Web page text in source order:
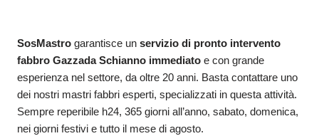
SosMastro garantisce unservizio di pronto intervento
fabbro Gazzada Schianno immediato e con grande
esperienza nel settore, da oltre 20 anni. Basta contattare uno
dei nostri mastri fabbri esperti, specializzati in questa attività.
Sempre reperibile h24, 365 giorni all’anno, sabato, domenica,
nei giorni festivi e tutto il mese di agosto.